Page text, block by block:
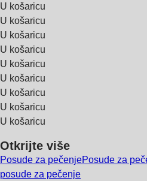
U košaricu
U košaricu
U košaricu
U košaricu
U košaricu
U košaricu
U košaricu
U košaricu
U košaricu
Otkrijte više
Posude za pečenjePosude za
posude za pečenje